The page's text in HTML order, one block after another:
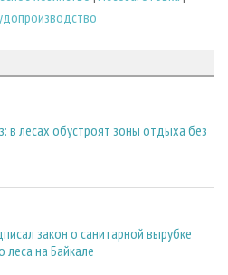
в лесах обустроят зоны отдыха без
закон о санитарной вырубке
леса на Байкале